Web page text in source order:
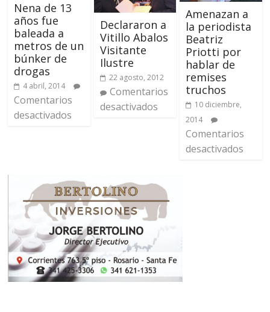
Nena de 13
años fue
baleada a
metros de un
búnker de
drogas
4 abril, 2014
Comentarios
desactivados
Declararon a
Vitillo Abalos
Visitante
Ilustre
22 agosto, 2012
Comentarios
desactivados
Amenazan a
la periodista
Beatriz
Priotti por
hablar de
remises
truchos
10 diciembre,
2014
Comentarios
desactivados